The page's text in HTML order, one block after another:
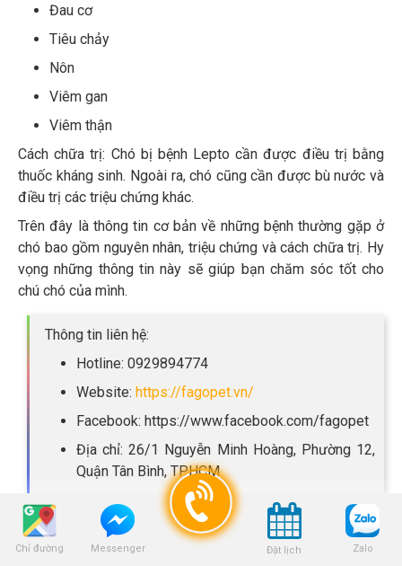
Chỉ đường Messenger Đặt lịch Zalo
Đau cơ
Tiêu chảy
Nôn
Viêm gan
Viêm thận
Cách chữa trị: Chó bị bệnh Lepto cần được điều trị bằng
thuốc kháng sinh. Ngoài ra, chó cũng cần được bù nước và
điều trị các triệu chứng khác.
Trên đây là thông tin cơ bản về những bệnh thường gặp ở
chó bao gồm nguyên nhân, triệu chứng và cách chữa trị. Hy
vọng những thông tin này sẽ giúp bạn chăm sóc tốt cho
chú chó của mình.
Thông tin liên hệ:
Hotline: 0929894774
Website: https://fagopet.vn/
Facebook: https://www.facebook.com/fagopet
Địa chỉ: 26/1 Nguyễn Minh Hoàng, Phường 12,
Quận Tân Bình, TPHCM